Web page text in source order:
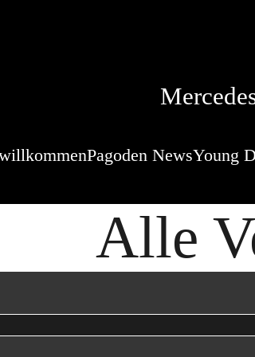
Pagoden NewsYoung
Alle